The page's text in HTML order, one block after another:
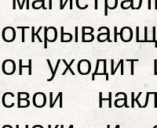
он уходит
свои